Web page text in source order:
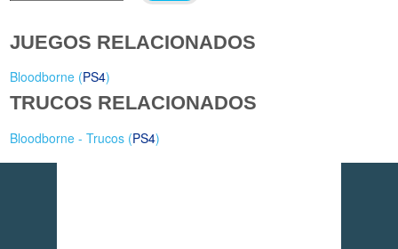
JUEGOS RELACIONADOS
Bloodborne (PS4)
TRUCOS RELACIONADOS
Bloodborne - Trucos (PS4)